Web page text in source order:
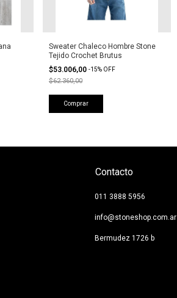
Sweater Chaleco Hombre Stone
Tejido Crochet Brutus
$53.006,00 -15% OFF
$62.360,00
Comprar
Contacto
011 3888 5956
info@stoneshop.com.ar
Bermudez 1726 b